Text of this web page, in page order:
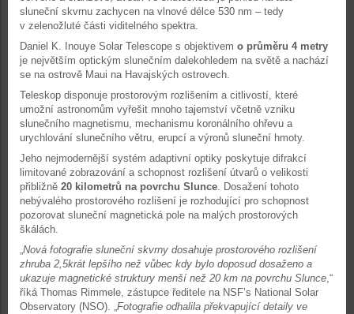
sluneční skvrnu zachycen na vlnové délce 530 nm – tedy
v zelenožluté části viditelného spektra.
Daniel K. Inouye Solar Telescope s objektivem o průměru 4 metry
je největším optickým slunečním dalekohledem na světě a nachází
se na ostrově Maui na Havajských ostrovech.
Teleskop disponuje prostorovým rozlišením a citlivostí, které
umožní astronomům vyřešit mnoho tajemství včetně vzniku
slunečního magnetismu, mechanismu koronálního ohřevu a
urychlování slunečního větru, erupcí a výronů sluneční hmoty.
Jeho nejmodernější systém adaptivní optiky poskytuje difrakcí
limitované zobrazování a schopnost rozlišení útvarů o velikosti
přibližně 20 kilometrů na povrchu Slunce. Dosažení tohoto
nebývalého prostorového rozlišení je rozhodující pro schopnost
pozorovat sluneční magnetická pole na malých prostorových
škálách.
„Nová fotografie sluneční skvrny dosahuje prostorového rozlišení
zhruba 2,5krát lepšího než vůbec kdy bylo doposud dosaženo a
ukazuje magnetické struktury menší než 20 km na povrchu Slunce,“
říká Thomas Rimmele, zástupce ředitele na NSF’s National Solar
Observatory (NSO). „Fotografie odhalila překvapující detaily ve